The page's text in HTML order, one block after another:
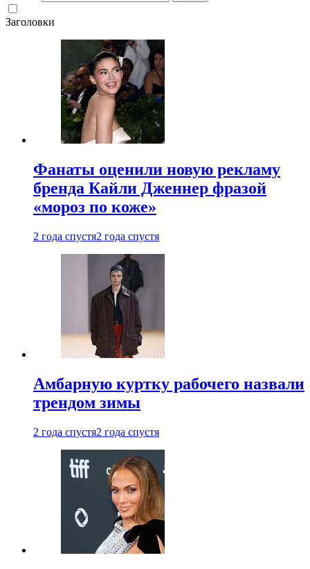
Заголовки
Фанаты оценили новую рекламу
бренда Кайли Дженнер фразой
«мороз по коже»
2 года спустя2 года спустя
Амбарную куртку рабочего назвали
трендом зимы
2 года спустя2 года спустя